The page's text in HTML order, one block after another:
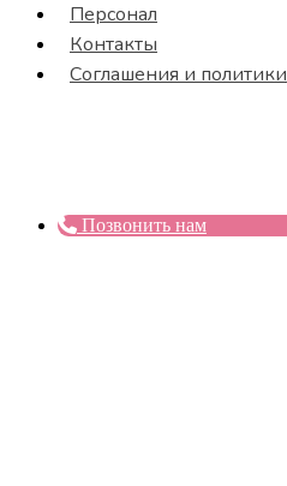
Персонал
Контакты
Соглашения и политики
Позвонить нам